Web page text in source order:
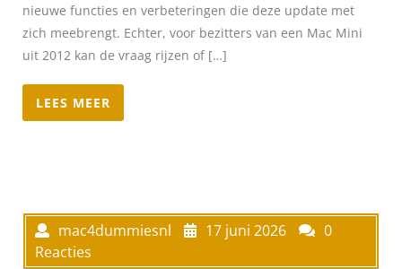
nieuwe functies en verbeteringen die deze update met
zich meebrengt. Echter, voor bezitters van een Mac Mini
uit 2012 kan de vraag rijzen of […]
LEES MEER
mac4dummiesnl 17 juni 2026
0
Reacties